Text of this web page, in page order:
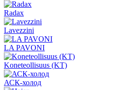
Radax
Lavezzini
LA PAVONI
Koneteollisuus (KT)
АСК-холод